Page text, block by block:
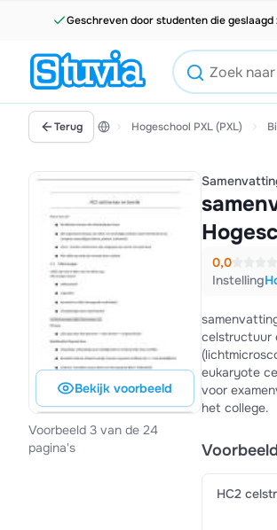
Geschreven door studenten die geslaagd
Terug Hogeschool PXL (PXL)
Bekijk voorbeeld
Voorbeeld 3 van de 24
pagina's
0,0
Instelling
celstructuur
eukaryote
voor
het college.
HC2